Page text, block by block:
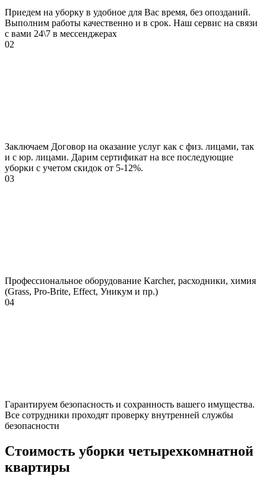
Приедем на уборку в удобное для Вас время, без опозданий.
Выполним работы качественно и в срок. Наш сервис на связи
с вами 24\7 в мессенджерах
02
Заключаем Договор на оказание услуг как с физ. лицами, так
и с юр. лицами. Дарим сертификат на все последующие
уборки с учетом скидок от 5-12%.
03
Профессиональное оборудование Karcher, расходники, химия
(Grass, Pro-Brite, Effect, Уникум и пр.)
04
Гарантируем безопасность и сохранность вашего имущества.
Все сотрудники проходят проверку внутренней службы
безопасности
Стоимость уборки четырехкомнатной
квартиры